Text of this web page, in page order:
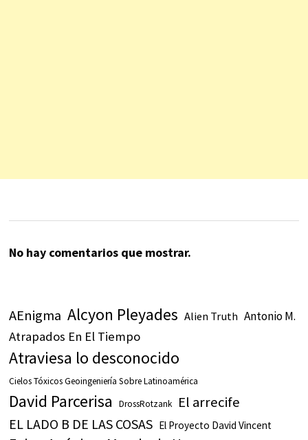
No hay comentarios que mostrar.
AEnigma Alcyon Pleyades Alien Truth Antonio M.
Atrapados En El Tiempo
Atraviesa lo desconocido
Cielos Tóxicos Geoingeniería Sobre Latinoamérica
David Parcerisa DrossRotzank El arrecife
EL LADO B DE LAS COSAS El Proyecto David Vincent